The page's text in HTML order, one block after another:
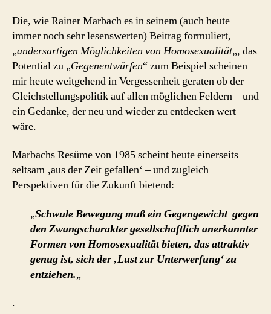
Die, wie Rainer Marbach es in seinem (auch heute
immer noch sehr lesenswerten) Beitrag formuliert,
„andersartigen Möglichkeiten von Homosexualität„, das
Potential zu „Gegenentwürfen“ zum Beispiel scheinen
mir heute weitgehend in Vergessenheit geraten ob der
Gleichstellungspolitik auf allen möglichen Feldern – und
ein Gedanke, der neu und wieder zu entdecken wert
wäre.
Marbachs Resüme von 1985 scheint heute einerseits
seltsam ‚aus der Zeit gefallen‘ – und zugleich
Perspektiven für die Zukunft bietend:
„Schwule Bewegung muß ein Gegengewicht gegen
den Zwangscharakter gesellschaftlich anerkannter
Formen von Homosexualität bieten, das attraktiv
genug ist, sich der ‚Lust zur Unterwerfung‘ zu
entziehen.„
.